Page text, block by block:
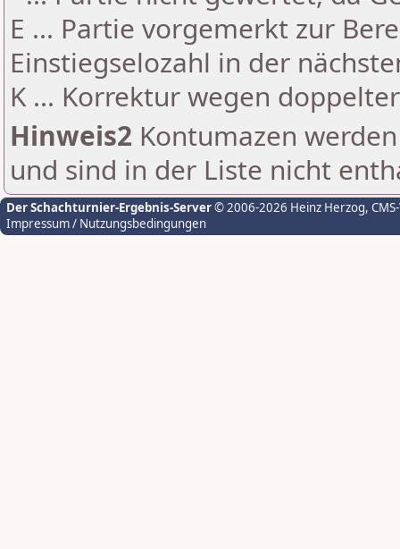
E ... Partie vorgemerkt zur
Einstiegselozahl in der
K ... Korrektur wegen
Hinweis2 Kontumazen
und sind in der Liste nicht
Der Schachturnier-Ergebnis-Server© 2006-2026 Heinz Herzog,
Impressum / Nutzungsbedingungen